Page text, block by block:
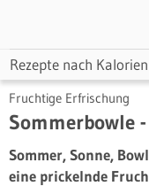
Rezepte nach Kalorien
Fruchtige Erfrischung
Sommerbowle
Sommer, Sonne,
eine prickelnde